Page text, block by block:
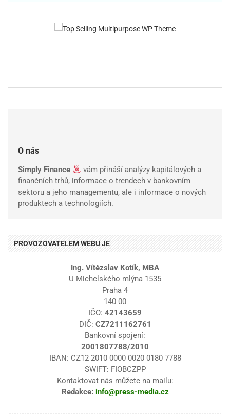
O nás
Simply Finance
vám přináší analýzy kapitálových a
finančních trhů, informace o trendech v bankovním
sektoru a jeho managementu, ale i informace o nových
produktech a technologiích.
PROVOZOVATELEM WEBU JE
Ing. Vítězslav Kotík, MBA
U Michelského mlýna 1535
Praha 4
140 00
IČO: 42143659
DIČ: CZ7211162761
Bankovní spojení:
2001807788/2010
IBAN: CZ12 2010 0000 0020 0180 7788
SWIFT: FIOBCZPP
Kontaktovat nás můžete na mailu:
Redakce: info@press-media.cz